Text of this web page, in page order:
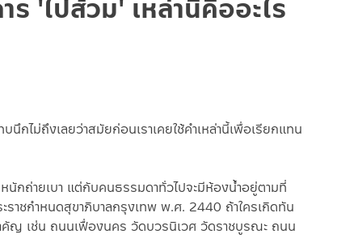
'ไปส้วม' เหล่านี้คืออะไร
ไม่ถึงเลยว่าสมัยก่อนเราเคยใช้คำเหล่านี้เพื่อเรียกแทน
กถ่ายเบา แต่กับคนธรรมดาทั่วไปจะมีห้องน้ำอยู่ตามที่
ราชกำหนดสุขาภิบาลกรุงเทพ พ.ศ. 2440 ถ้าใครเกิดทัน
คัญ เช่น ถนนเฟื่องนคร วัดบวรนิเวศ วัดราชบูรณะ ถนน